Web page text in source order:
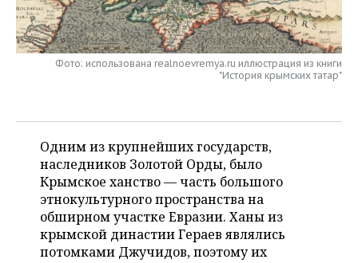
НЕФТЬ
РОЗНИЧНАЯ ТОРГОВЛЯ
ТРАНСПОРТ
НОВОСТИ ТЕХНОЛОГИЙ
IT
ТЕЛЕКОММУНИКАЦИИ
МЕРОПРИЯТИЯ
НОВОСТИ МЕРОПРИЯТИЙ
БИЗНЕС-БРАНЧИ
ONLINE-КОНФЕРЕНЦИИ
ОТКРЫТАЯ ЛЕКЦИЯ
СПОРТ
ФУТБОЛ
ХОККЕЙ
БАСКЕТБОЛ
ВОЛЕЙБОЛ
НОВОСТИ ОБЩЕСТВА
ВЛАСТЬ
ИНФРАСТРУКТУРА
ИСТОРИЯ
ФОТОГАЛЕРЕЯ
СЮЖЕТЫ
СПРАВОЧНИК
СПИСОК ПЕРСОН
ПОЛНАЯ ВЕРСИЯ
Фото: использована realnoevremya.ru иллюстрация из книги
"История крымских татар"
Одним из крупнейших государств,
наследников Золотой Орды, было
Крымское ханство — часть большого
этнокультурного пространства на
обширном участке Евразии. Ханы из
крымской династии Гераев являлись
потомками Джучидов, поэтому их